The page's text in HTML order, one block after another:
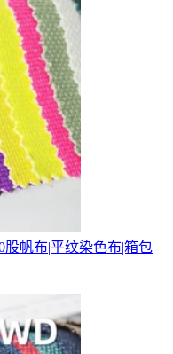
股帆布|平纹染色布|箱包